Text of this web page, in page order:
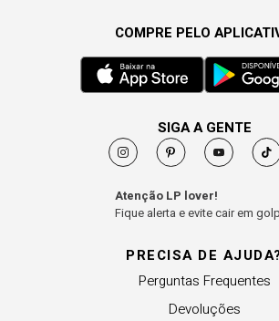
PRECISA DE AJUDA?
Perguntas Frequentes
Devoluções
COMPRE PELO
SIGA A GENTE
Atenção LP lover!
Fique alerta e evite cair em